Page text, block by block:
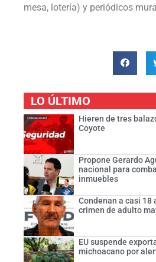
mesa, lotería) y periódicos
LO ÚLTIMO
Hieren de tres
Coyote
Propone Gerardo
nacional para
inmuebles
Condenan a casi 18
crimen de adulto
EU suspende
michoacano por